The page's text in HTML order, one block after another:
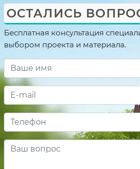
ОСТАЛИСЬ
Бесплатная консультация
выбором проекта и материала.